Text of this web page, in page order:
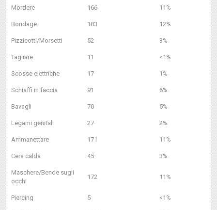
Mordere 166 11%
Bondage 183 12%
Pizzicotti/Morsetti 52 3%
Tagliare 11 <1%
Scosse elettriche 17 1%
Schiaffi in faccia 91 6%
Bavagli 70 5%
Legami genitali 27 2%
Ammanettare 171 11%
Cera calda 45 3%
Maschere/Bende sugli
occhi
172 11%
Piercing 5 <1%